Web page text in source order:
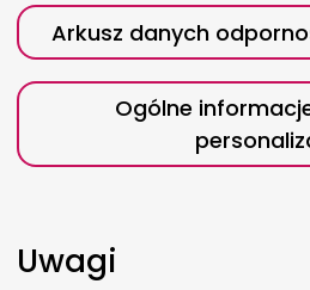
Arkusz danych
Ogólne
Uwagi